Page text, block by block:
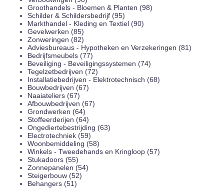
Groothandels - Bloemen & Planten (98)
Schilder & Schildersbedrijf (95)
Markthandel - Kleding en Textiel (90)
Gevelwerken (85)
Zonweringen (82)
Adviesbureaus - Hypotheken en Verzekeringen (81)
Bedrijfsmeubels (77)
Beveiliging - Beveiligingssystemen (74)
Tegelzetbedrijven (72)
Installatiebedrijven - Elektrotechnisch (68)
Bouwbedrijven (67)
Naaiateliers (67)
Afbouwbedrijven (67)
Grondwerken (64)
Stoffeerderijen (64)
Ongediertebestrijding (63)
Electrotechniek (59)
Woonbemiddeling (58)
Winkels - Tweedehands en Kringloop (57)
Stukadoors (55)
Zonnepanelen (54)
Steigerbouw (52)
Behangers (51)